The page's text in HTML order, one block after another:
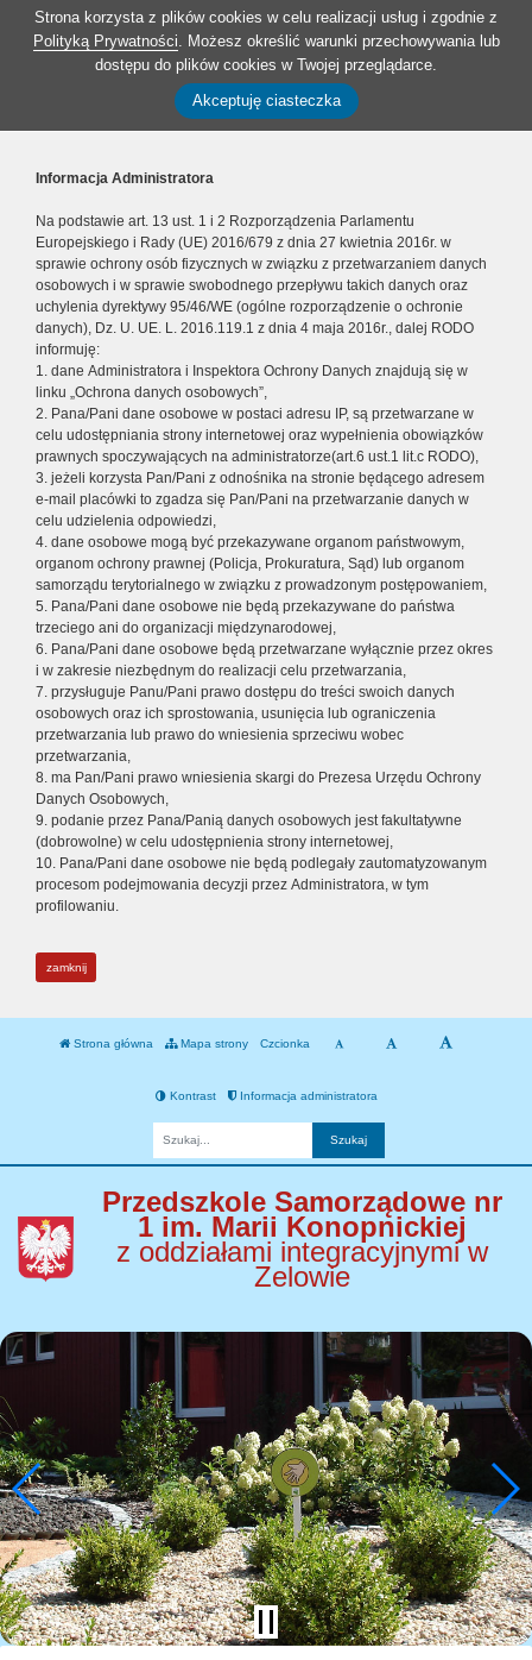
Strona korzysta z plików cookies w celu realizacji usług i zgodnie z
Polityką Prywatności. Możesz określić warunki przechowywania lub
dostępu do plików cookies w Twojej przeglądarce.
Akceptuję ciasteczka
Informacja Administratora
Na podstawie art. 13 ust. 1 i 2 Rozporządzenia Parlamentu
Europejskiego i Rady (UE) 2016/679 z dnia 27 kwietnia 2016r. w
sprawie ochrony osób fizycznych w związku z przetwarzaniem danych
osobowych i w sprawie swobodnego przepływu takich danych oraz
uchylenia dyrektywy 95/46/WE (ogólne rozporządzenie o ochronie
danych), Dz. U. UE. L. 2016.119.1 z dnia 4 maja 2016r., dalej RODO
informuję:
1. dane Administratora i Inspektora Ochrony Danych znajdują się w
linku „Ochrona danych osobowych”,
2. Pana/Pani dane osobowe w postaci adresu IP, są przetwarzane w
celu udostępniania strony internetowej oraz wypełnienia obowiązków
prawnych spoczywających na administratorze(art.6 ust.1 lit.c RODO),
3. jeżeli korzysta Pan/Pani z odnośnika na stronie będącego adresem
e-mail placówki to zgadza się Pan/Pani na przetwarzanie danych w
celu udzielenia odpowiedzi,
4. dane osobowe mogą być przekazywane organom państwowym,
organom ochrony prawnej (Policja, Prokuratura, Sąd) lub organom
samorządu terytorialnego w związku z prowadzonym postępowaniem,
5. Pana/Pani dane osobowe nie będą przekazywane do państwa
trzeciego ani do organizacji międzynarodowej,
6. Pana/Pani dane osobowe będą przetwarzane wyłącznie przez okres
i w zakresie niezbędnym do realizacji celu przetwarzania,
7. przysługuje Panu/Pani prawo dostępu do treści swoich danych
osobowych oraz ich sprostowania, usunięcia lub ograniczenia
przetwarzania lub prawo do wniesienia sprzeciwu wobec
przetwarzania,
8. ma Pan/Pani prawo wniesienia skargi do Prezesa Urzędu Ochrony
Danych Osobowych,
9. podanie przez Pana/Panią danych osobowych jest fakultatywne
(dobrowolne) w celu udostępnienia strony internetowej,
10. Pana/Pani dane osobowe nie będą podlegały zautomatyzowanym
procesom podejmowania decyzji przez Administratora, w tym
profilowaniu.
zamknij
Strona główna Mapa strony Czcionka
Kontrast Informacja administratora
Przedszkole Samorządowe nr
1 im. Marii Konopnickiej
z oddziałami integracyjnymi w
Zelowie